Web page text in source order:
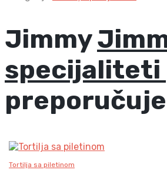
quantity
Jimmy
specijaliteti
Tortilja sa piletinom